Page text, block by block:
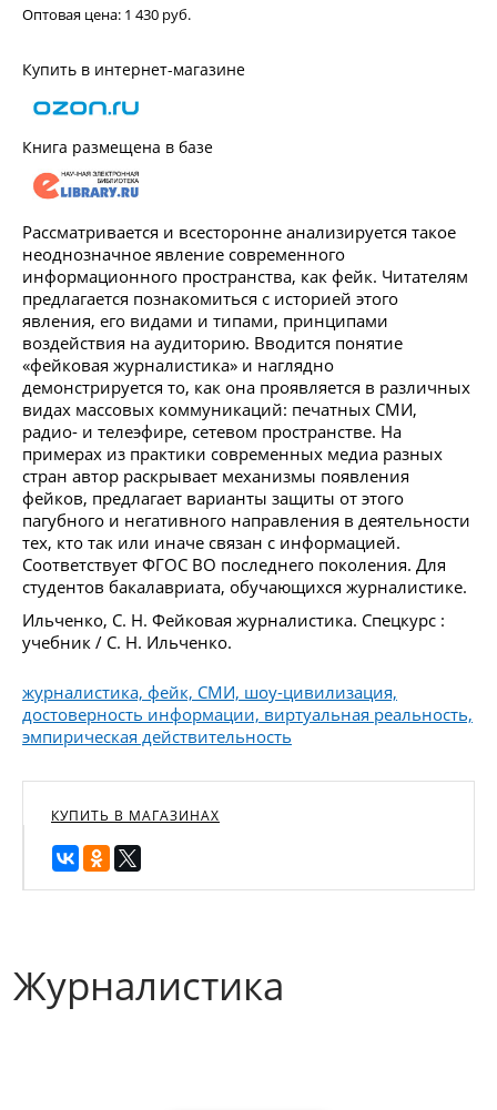
Оптовая цена: 1 430 руб.
Купить в интернет-магазине
Книга размещена в базе
Рассматривается и всесторонне анализируется такое
неоднозначное явление современного
информационного пространства, как фейк. Читателям
предлагается познакомиться с историей этого
явления, его видами и типами, принципами
воздействия на аудиторию. Вводится понятие
«фейковая журналистика» и наглядно
демонстрируется то, как она проявляется в различных
видах массовых коммуникаций: печатных СМИ,
радио- и телеэфире, сетевом пространстве. На
примерах из практики современных медиа разных
стран автор раскрывает механизмы появления
фейков, предлагает варианты защиты от этого
пагубного и негативного направления в деятельности
тех, кто так или иначе связан с информацией.
Соответствует ФГОС ВО последнего поколения. Для
студентов бакалавриата, обучающихся журналистике.
Ильченко, С. Н. Фейковая журналистика. Спецкурс :
учебник / С. Н. Ильченко.
журналистика, фейк, СМИ, шоу-цивилизация,
достоверность информации, виртуальная реальность,
эмпирическая действительность
КУПИТЬ В МАГАЗИНАХ
Журналистика